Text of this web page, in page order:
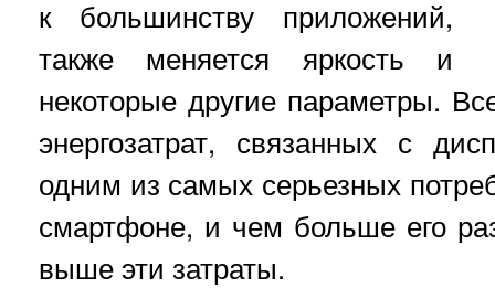
к большинству приложений,
также меняется яркость и
некоторые другие параметры.
энергозатрат, связанных с
одним из самых серьезных
смартфоне, и чем больше его
выше эти затраты.